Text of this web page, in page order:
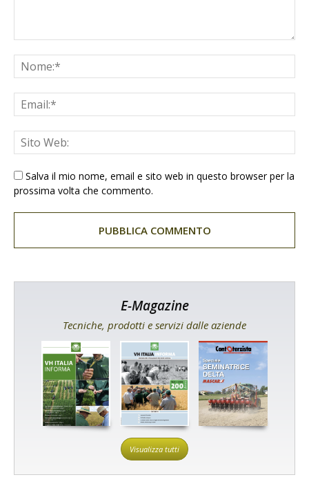
Salva il mio nome, email e sito web in questo browser per la
prossima volta che commento.
E-Magazine
Tecniche, prodotti e servizi dalle aziende
Visualizza tutti